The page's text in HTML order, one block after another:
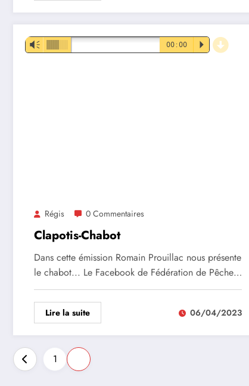
Lecteur
audio
Vm 00:00 P d
Régis 0 Commentaires
Clapotis-Chabot
Dans cette émission Romain Prouillac nous présente
le chabot... Le Facebook de Fédération de Pêche…
Lire la suite 06/04/2023
1